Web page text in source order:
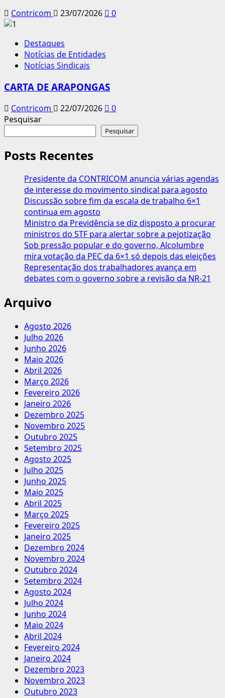
Contricom 23/07/2026 0
Destaques
Notícias de Entidades
Notícias Sindicais
CARTA DE ARAPONGAS
Contricom 22/07/2026
0
Pesquisar
Pesquisar
Posts Recentes
Presidente da CONTRICOM anuncia várias agendas
de interesse do movimento sindical para agosto
Discussão sobre fim da escala de trabalho 6×1
continua em agosto
Ministro da Previdência se diz disposto a procurar
ministros do STF para alertar sobre a pejotização
Sob pressão popular e do governo, Alcolumbre
mira votação da PEC da 6×1 só depois das eleições
Representação dos trabalhadores avança em
debates com o governo sobre a revisão da NR-21
Arquivo
Agosto 2026
Julho 2026
Junho 2026
Maio 2026
Abril 2026
Março 2026
Fevereiro 2026
Janeiro 2026
Dezembro 2025
Novembro 2025
Outubro 2025
Setembro 2025
Agosto 2025
Julho 2025
Junho 2025
Maio 2025
Abril 2025
Março 2025
Fevereiro 2025
Janeiro 2025
Dezembro 2024
Novembro 2024
Outubro 2024
Setembro 2024
Agosto 2024
Julho 2024
Junho 2024
Maio 2024
Abril 2024
Fevereiro 2024
Janeiro 2024
Dezembro 2023
Novembro 2023
Outubro 2023